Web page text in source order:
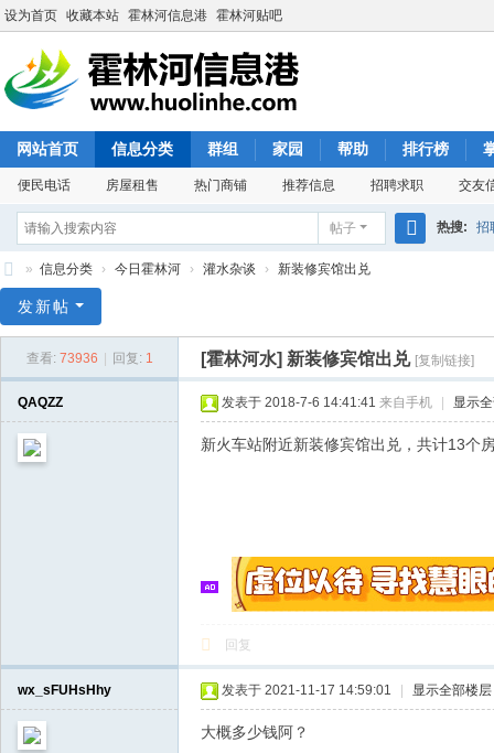
设为首页 收藏本站 霍林河信息港 霍林河贴吧
网站首页 信息分类 群组 家园 帮助 排行榜
便民电话 房屋租售 热门商铺 推荐信息 招聘求职 交友
帖子 热搜: 招
林
» 信息分类 › 今日霍林河 › 灌水杂谈 › 新装修宾馆出兑
发新帖
查看: 73936 回复: 1 [霍林河水] 新装修宾馆出兑 [复制链接]
QAQZZ 发表于 2018-7-6 14:41:41 来自手机 显示
新火车站附近新装修宾馆出兑，共计13个
回复
wx_sFUHsHhy 发表于 2021-11-17 14:59:01 显示全部楼层
大概多少钱阿？